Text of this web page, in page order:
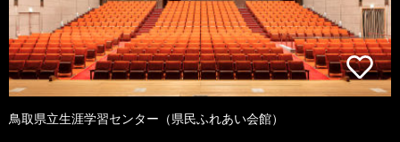
鳥取県立生涯学習センター（県民ふれあい会館）